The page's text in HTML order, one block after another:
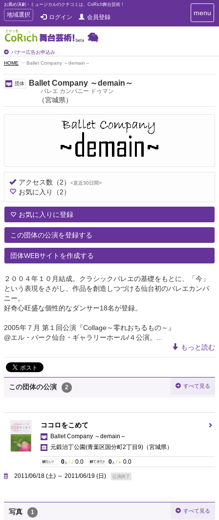
お薦め演劇・ミュージカルのクチコミは、CoRich舞台芸術！
T
o
g
g
e
n
a
v
i
a
t
地域選択 ログイン 会員登録
バナー広告お申込み
T
o
menu
HOME Ballet Company ～demain～
団体 Ballet Company ～demain～
バレエ カンパニー ドゥマン
（宮城県）
アクセス数 （2） <直近30日間>
お気に入り （2）
お気に入りに登録
この団体の公演を登録する
団体WEBサイトを作成する
２００４年１０月結成。クラシックバレエの基礎をもとに、「今」
という表現をさがし、作品を創造しつづける仙台初のバレエカンパ
ニー。
好奇心旺盛な個性的なダンサー18名が登録。
2005年７月 第１回公演『Collage～零れおちるもの～』
@エル・パーク仙台・ギャラリーホール/４公演。...
もっと読む
この団体の公演 2 すべて見る
ココロをこめて
Ballet Company ～demain～
元鍛治丁公園(青葉区国分町2丁目9) （宮城県）
0 人 / 0.0 0 人 / 0.0
2011/06/18 (土) ～ 2011/06/19 (日) 公演終了
写真 1 すべて見る